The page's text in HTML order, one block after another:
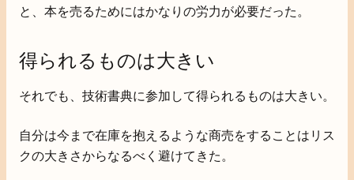
と、本を売るためにはかなりの労力が必要だった。
得られるものは大きい
それでも、技術書典に参加して得られるものは大きい。
自分は今まで在庫を抱えるような商売をすることはリス
クの大きさからなるべく避けてきた。